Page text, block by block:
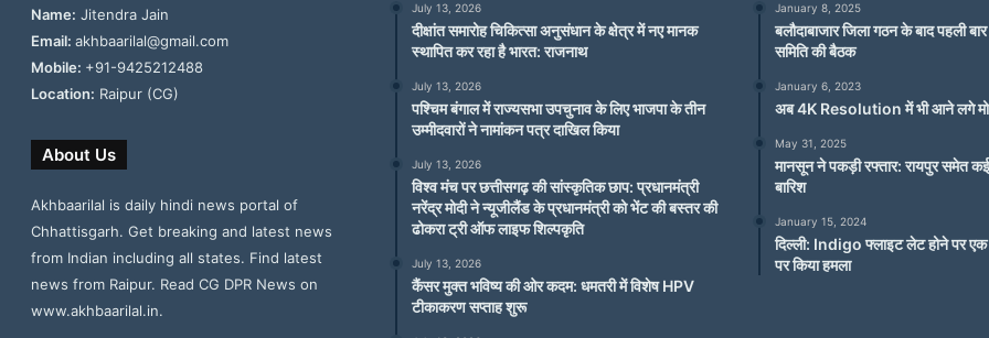
Name: Jitendra Jain
Email:akhbaarilal@gmail.com
Mobile: +91-9425212488
Location: Raipur (CG)
About Us
Akhbaarilal is daily hindi news portal of
Chhattisgarh. Get breaking and latest news
from Indian including all states. Find latest
news from Raipur. Read CG DPR News on
www.akhbaarilal.in.
July 13, 2026
दीक्षांत समारोह चिकित्सा अनुसंधान के क्षेत्र में नए मानक
स्थापित कर रहा है भारत: राजनाथ
July 13, 2026
पश्चिम बंगाल में राज्यसभा उपचुनाव के लिए भाजपा के तीन
उम्मीदवारों ने नामांकन पत्र दाखिल किया
July 13, 2026
विश्व मंच पर छत्तीसगढ़ की सांस्कृतिक छाप: प्रधानमंत्री
नरेंद्र मोदी ने न्यूजीलैंड के प्रधानमंत्री को भेंट की बस्तर की
ढोकरा ट्री ऑफ लाइफ शिल्पकृति
July 13, 2026
कैंसर मुक्त भविष्य की ओर कदम: धमतरी में विशेष HPV
टीकाकरण सप्ताह शुरू
January 8, 2025
बलौदाबाजार जिला गठन के बाद पहली बार
समिति की बैठक
January 6, 2023
अब 4K Resolution में भी आने लगे
May 31, 2025
मानसून ने पकड़ी रफ्तार: रायपुर समेत
बारिश
January 15, 2024
दिल्ली: Indigo फ्लाइट लेट होने पर एक
पर किया हमला